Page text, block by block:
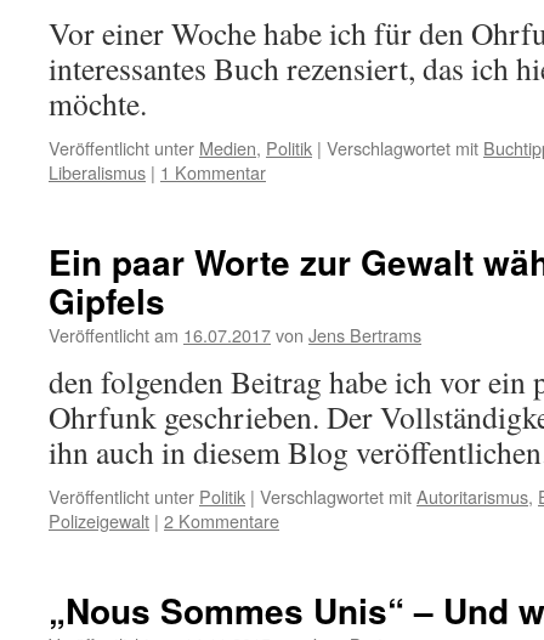
Vor einer Woche habe ich für den
interessantes Buch rezensiert, das ich
möchte.
Veröffentlicht unter Medien, Politik | Verschlagwortet mit
Liberalismus | 1 Kommentar
Ein paar Worte zur Gewalt
Gipfels
Veröffentlicht am 16.07.2017von Jens Bertrams
den folgenden Beitrag habe ich vor ein
Ohrfunk geschrieben. Der
ihn auch in diesem Blog
Veröffentlicht unter Politik | Verschlagwortet mitAutoritarismus,
Polizeigewalt | 2 Kommentare
„Nous Sommes Unis“ – Und